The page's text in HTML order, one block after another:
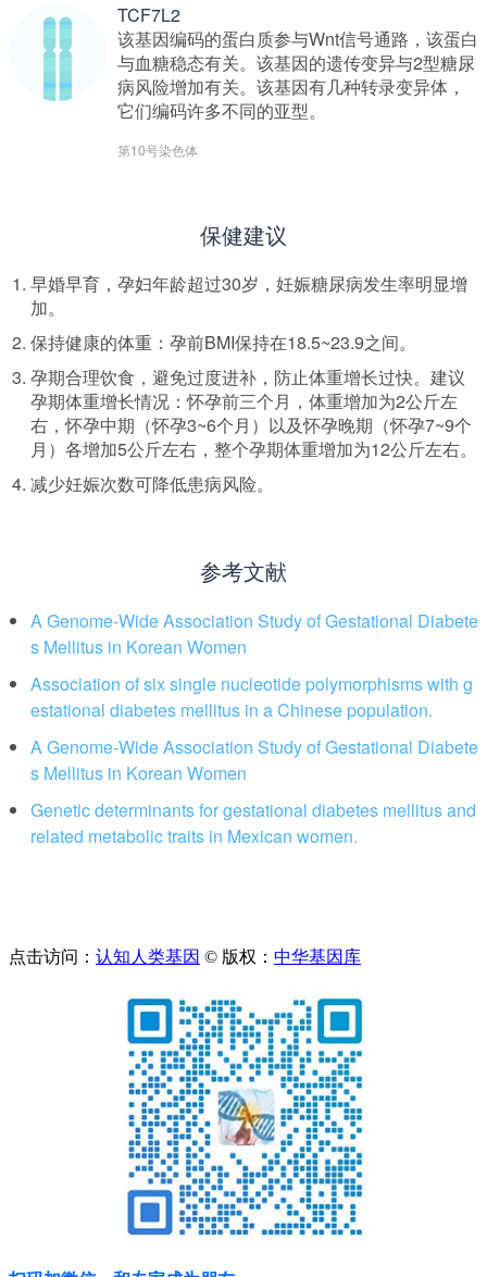
TCF7L2
该基因编码的蛋白质参与Wnt信号通路，该蛋白
与血糖稳态有关。该基因的遗传变异与2型糖尿
病风险增加有关。该基因有几种转录变异体，
它们编码许多不同的亚型。
第10号染色体
保健建议
早婚早育，孕妇年龄超过30岁，妊娠糖尿病发生率明显增
加。
保持健康的体重：孕前BMI保持在18.5~23.9之间。
孕期合理饮食，避免过度进补，防止体重增长过快。建议
孕期体重增长情况：怀孕前三个月，体重增加为2公斤左
右，怀孕中期（怀孕3~6个月）以及怀孕晚期（怀孕7~9个
月）各增加5公斤左右，整个孕期体重增加为12公斤左右。
减少妊娠次数可降低患病风险。
参考文献
A Genome-Wide Association Study of Gestational Diabete
s Mellitus in Korean Women
Association of six single nucleotide polymorphisms with g
estational diabetes mellitus in a Chinese population.
A Genome-Wide Association Study of Gestational Diabete
s Mellitus in Korean Women
Genetic determinants for gestational diabetes mellitus and
related metabolic traits in Mexican women.
点击访问： 认知人类基因 © 版权： 中华基因库